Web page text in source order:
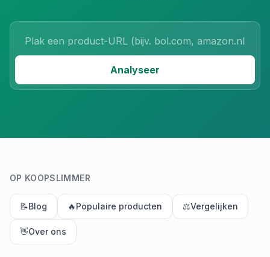
Analyseer
OP KOOPSLIMMER
📝Blog 🔥Populaire producten ⚖️Vergelijken
👋Over ons